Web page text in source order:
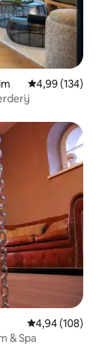
Gemiddelde
4,99 (134)
Gemiddelde
4,94 (108)
& Spa